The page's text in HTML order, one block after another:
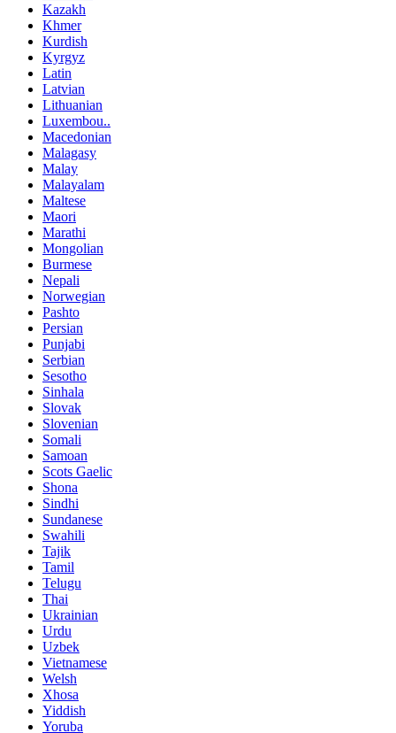
Kazakh
Khmer
Kurdish
Kyrgyz
Latin
Latvian
Lithuanian
Luxembou..
Macedonian
Malagasy
Malay
Malayalam
Maltese
Maori
Marathi
Mongolian
Burmese
Nepali
Norwegian
Pashto
Persian
Punjabi
Serbian
Sesotho
Sinhala
Slovak
Slovenian
Somali
Samoan
Scots Gaelic
Shona
Sindhi
Sundanese
Swahili
Tajik
Tamil
Telugu
Thai
Ukrainian
Urdu
Uzbek
Vietnamese
Welsh
Xhosa
Yiddish
Yoruba